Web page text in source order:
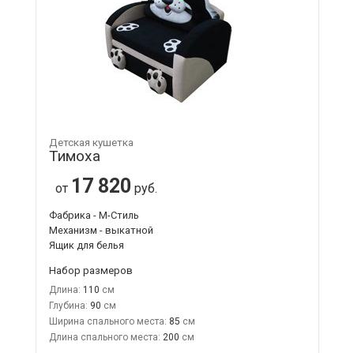
Детская кушетка
Тимоха
от 17 820 руб.
Фабрика - М-Стиль
Механизм - выкатной
Ящик для белья
Набор размеров
Длина: 110
Глубина: 90
Ширина спального места: 85
Длина спального места: 200